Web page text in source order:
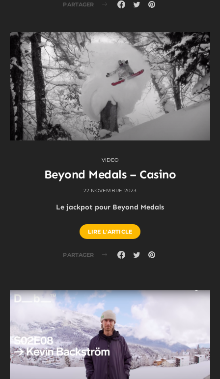
PARTAGER
VIDEO
Beyond Medals – Casino
22 NOVEMBRE 2023
Le jackpot pour Beyond Medals
LIRE L'ARTICLE
PARTAGER